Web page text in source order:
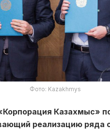
Фото: Kazakhmys
Казахмыс»
реализацию ряда